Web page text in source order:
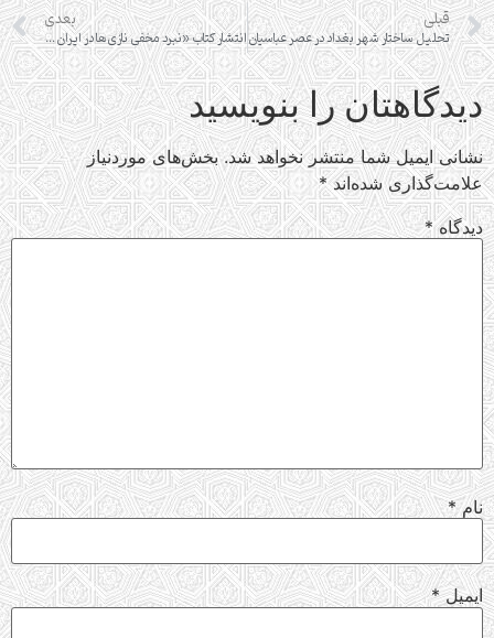
قبلی
تحلیل ساختار شهر بغداد در عصر عباسیان
بعدی
انتشار کتاب «نبرد مخفیِ نازی‌ها در ایران: شکست سازمان‌های اطلاعاتی آلمان (۱۹۴۵ – ۱۹۳۹)»
دیدگاهتان را بنویسید
نشانی ایمیل شما منتشر نخواهد شد. بخش‌های موردنیاز
علامت‌گذاری شده‌اند*
دیدگاه*
نام*
ایمیل*